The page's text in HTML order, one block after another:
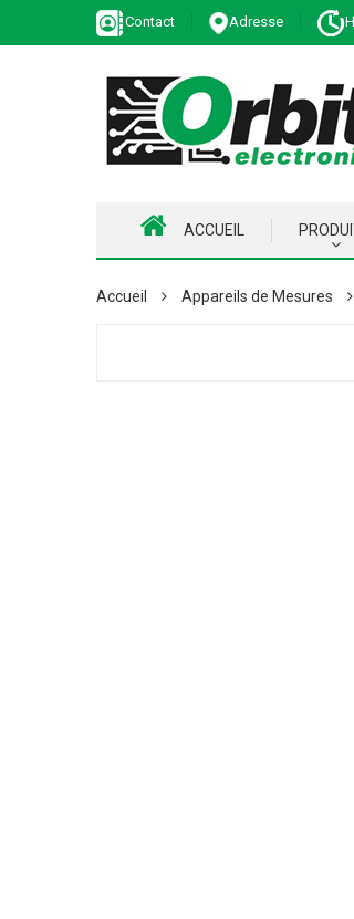
Contact Adresse
ACCUEIL
Accueil Appareils de Mesures